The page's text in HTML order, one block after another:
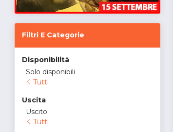
Filtri E Categorie
Disponibilità
Solo disponibili
Tutti
Uscita
Uscito
Tutti